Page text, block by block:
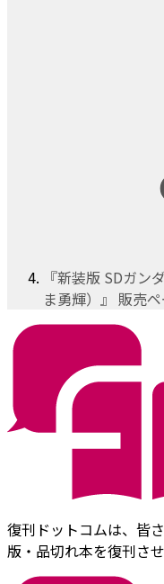
『新装版 SDガン
ま勇輝）』 販売
復刊ドットコムは、皆
版・品切れ本を復刊さ